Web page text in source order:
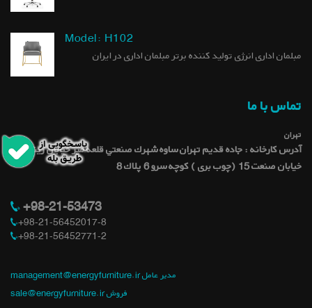
Model: H102
مبلمان اداری انرژی تولید کننده برتر مبلمان اداری در ایران
تماس با ما
تهران
آدرس کارخانه : جاده قديم تهران ساوه شهرك صنعتي قلعه میر خيابان رينگ كار
خيابان صنعت 15 (چوب بری ) کوچه سرو 6 پلاك 8
+98-21-53473
+98-21-56452017-8
+98-21-56452771-2
management@energyfurniture.ir مدیر عامل
sale@energyfurniture.ir فروش